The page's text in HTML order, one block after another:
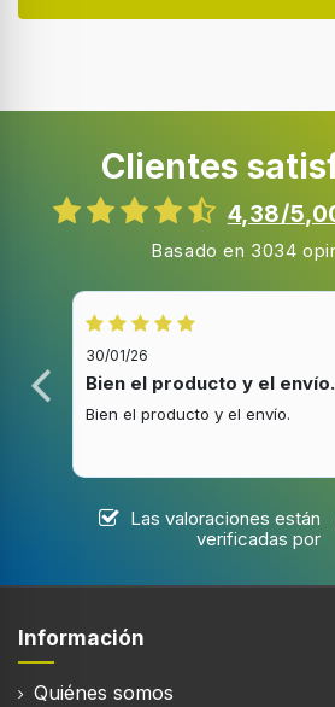
Clientes
4,38/
Basado en 3034
30/01/26
Bien el producto y el envío.
Bien el producto y el envío.
Las valoraciones están
verificadas por
Información
Quiénes somos